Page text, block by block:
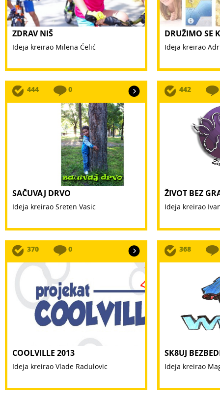
ZDRAV NIŠ
Ideja kreirao Milena Ćelić
DRUŽIMO SE
Ideja kreirao
444 0
SAČUVAJ DRVO
Ideja kreirao Sreten Vasic
442
ŽIVOT BEZ
Ideja kreirao
370 0
COOLVILLE 2013
Ideja kreirao Vlade Radulovic
368
SK8UJ
Ideja kreirao